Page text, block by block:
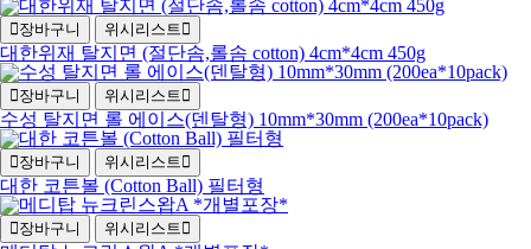
장바구니 위시리스트
대한위재 탈지면 (절단솜,롤솜 cotton) 4cm*4cm 450g
장바구니 위시리스트
수성 탈지면 롤 에이스(덴탈형) 10mm*30mm (200ea*10pack)
장바구니 위시리스트
대한 코튼볼 (Cotton Ball) 필터형
장바구니 위시리스트